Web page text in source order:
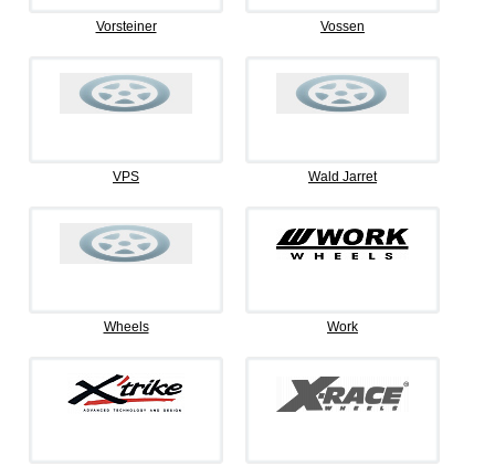
Vorsteiner Vossen
VPS Wald Jarret
Wheels Work